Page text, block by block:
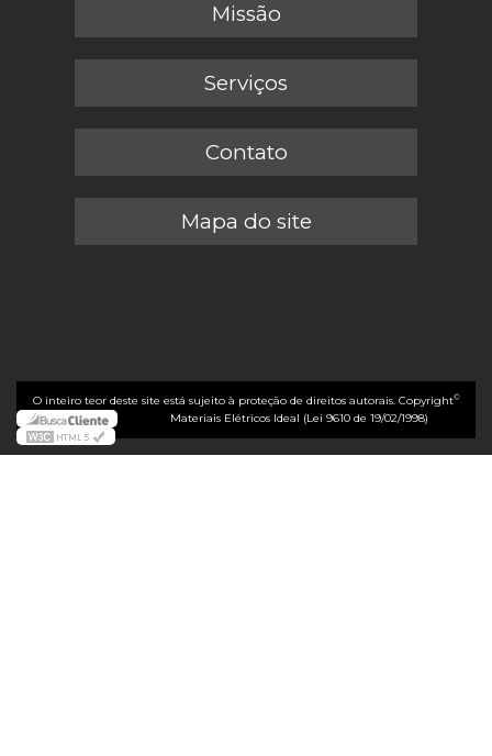
Missão
Serviços
Contato
Mapa do site
O inteiro teor deste site está sujeito à proteção de direitos autorais. Copyright©
Materiais Elétricos Ideal (Lei 9610 de 19/02/1998)